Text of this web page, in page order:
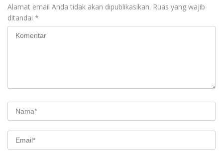
Alamat email Anda tidak akan dipublikasikan. Ruas yang wajib
ditandai *